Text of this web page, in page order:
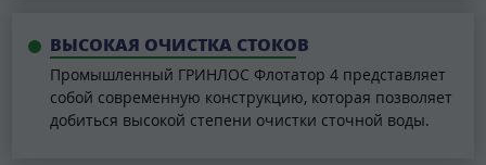
ВЫСОКАЯ ОЧИСТКА СТОКОВ
Промышленный ГРИНЛОС Флотатор 4 представляет
собой современную конструкцию, которая позволяет
добиться высокой степени очистки сточной воды.